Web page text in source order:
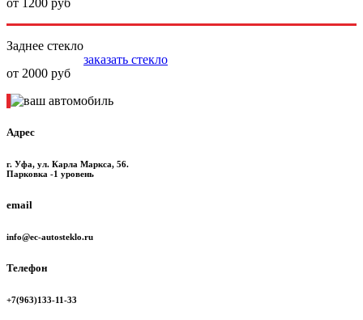
Заднее стекло
от 2000 руб
заказать стекло
Адрес
г. Уфа, ул. Карла Маркса, 56.
Парковка -1 уровень
email
info@ec-autosteklo.ru
Телефон
+7(963)133-11-33